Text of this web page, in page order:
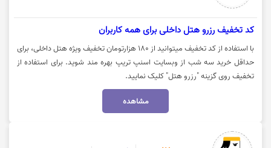
کد تخفیف رزرو هتل داخلی برای همه کاربران
با استفاده از کد تخفیف میتوانید از 180 هزارتومان تخفیف ویژه هتل داخلی، برای
حداقل خرید سه شب از وبسایت اسنپ تریپ بهره مند شوید. برای استفاده از
تخفیف روی گزینه "رزرو هتل" کلیک نمایید.
مشاهده